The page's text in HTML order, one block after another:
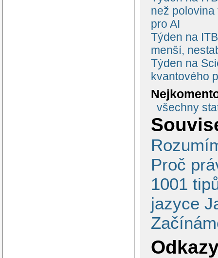
než
pro AI
Týden na
menší,
Týden na
kvantového
všechny
Proč
1001
jazyce